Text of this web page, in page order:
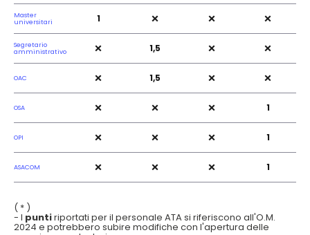
Master
universitari
1 × × ×
Segretario
amministrativo
× 1,5 × ×
OAC × 1,5 × ×
OSA × × × 1
OPI × × × 1
ASACOM × × × 1
( * )
- I puntiriportati per il personale ATA si riferiscono all'O.M.
2024 e potrebbero subire modifiche con l'apertura delle